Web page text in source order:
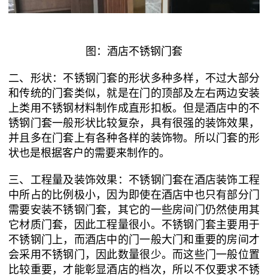
图：酒店不锈钢门套
二、形状：不锈钢门套的形状多种多样，不过大部分
和传统的门套类似，就是在门的顶部及左右两边安装
上类用不锈钢材料制作成直形扣板。但是酒店中的不
锈钢门套一般形状比较复杂，具有很强的装饰效果，
并且多在门套上有各种各样的装饰物。所以门套的形
状也是根据客户的需要来制作的。
三、工程量及装饰效果：不锈钢门套在酒店装饰工程
中所占的比例极小，因为即使在酒店中也只有部分门
需要安装不锈钢门套，其它的一些房间门仍然使用其
它材质门套，因此工程量很小。不锈钢门套主要用于
不锈钢门上，而酒店中的门一般大门和重要的房间才
会采用不锈钢门，因此数量很少。而这些门一般位置
比较重要，才能彰显酒店的档次，所以不仅要求不锈